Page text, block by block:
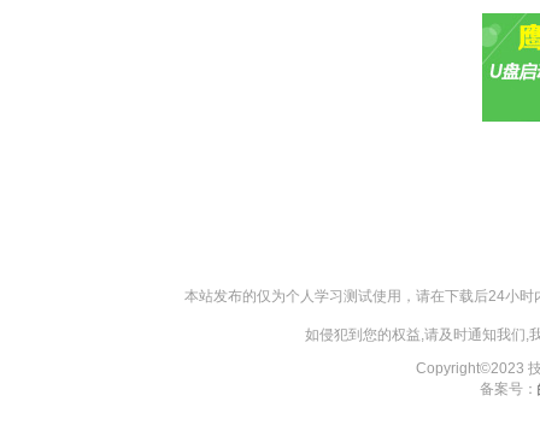
本站发布的仅为个人学习测试使用，请在下载后24小
如侵犯到您的权益,请及时通知我们,
Copyright©2023
备案号：